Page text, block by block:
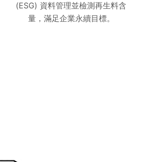
(ESG) 資料管理並檢測再生料含
量，滿足企業永續目標。